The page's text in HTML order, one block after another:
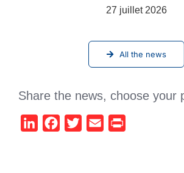
27 juillet 2026
All the news
Share the news, choose your
LinkedInFacebook
Twitter Email